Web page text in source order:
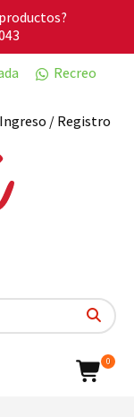
Recreo
Ingreso / Registro
0